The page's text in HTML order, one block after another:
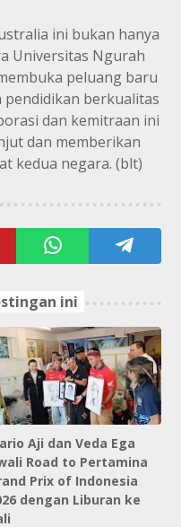
ini bukan hanya
Universitas Ngurah
peluang baru
berkualitas
dan kemitraan ini
dan memberikan
kedua negara. (blt)
ini
Aji dan Veda Ega
Road to Pertamina
Prix of Indonesia
dengan Liburan ke